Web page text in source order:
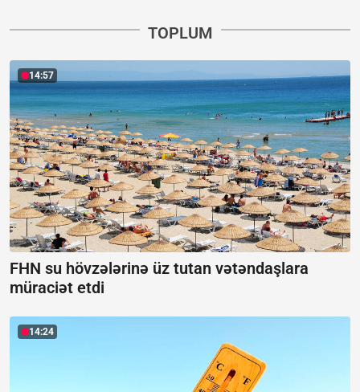
TOPLUM
14:57
FHN su hövzələrinə üz tutan vətəndaşlara
müraciət etdi
14:24